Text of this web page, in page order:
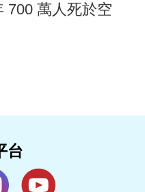
700 萬人死於空
台